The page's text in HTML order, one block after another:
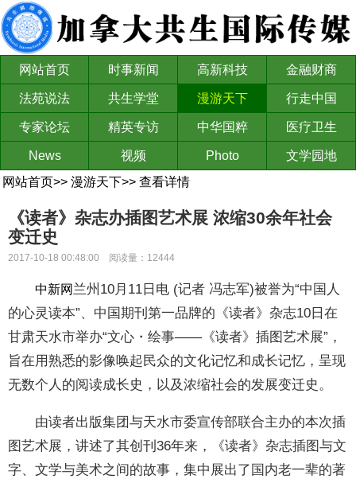
网站首页 时事新闻 高新科技 金融财商
法苑说法 共生学堂 漫游天下 行走中国
专家论坛 精英专访 中华国粹 医疗卫生
News 视频 Photo
文学园地
网站首页>> 漫游天下>> 查看详情
《读者》杂志办插图艺术展 浓缩30余年社会
变迁史
2017-10-18 00:48:00 阅读量：12444
中新网 兰州10月11日电 (记者 冯志军)被誉为“中国人
的心灵读本”、中国期刊第一品牌的《读者》杂志10日在
甘肃天水市举办“文心・绘事――《读者》插图艺术展”，
旨在用熟悉的影像唤起民众的文化记忆和成长记忆，呈现
无数个人的阅读成长史，以及浓缩社会的发展变迁史。
由读者出版集团与天水市委宣传部联合主办的本次插
图艺术展，讲述了其创刊36年来，《读者》杂志插图与文
字、文学与美术之间的故事，集中展出了国内老一辈的著